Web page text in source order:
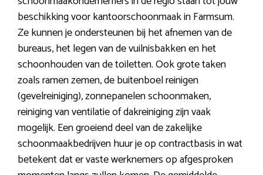
beschikking voor kantoorschoonmaak in Farmsum.
Ze kunnen je ondersteunen bij het afnemen van de
bureaus, het legen van de vuilnisbakken en het
schoonhouden van de toiletten. Ook grote taken
zoals ramen zemen, de buitenboel reinigen
(gevelreiniging), zonnepanelen schoonmaken,
reiniging van ventilatie of dakreiniging zijn vaak
mogelijk. Een groeiend deel van de zakelijke
schoonmaakbedrijven huur je op contractbasis in wat
betekent dat er vaste werknemers op afgesproken